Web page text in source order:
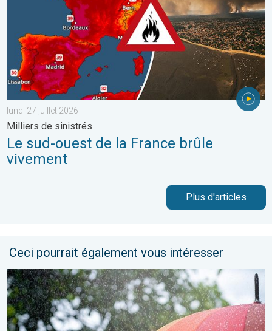
lundi 27 juillet 2026
Milliers de sinistrés
Le sud-ouest de la France brûle
vivement
Plus d'articles
Ceci pourrait également vous intéresser
Des conditions encore bien humides. Météo de votre